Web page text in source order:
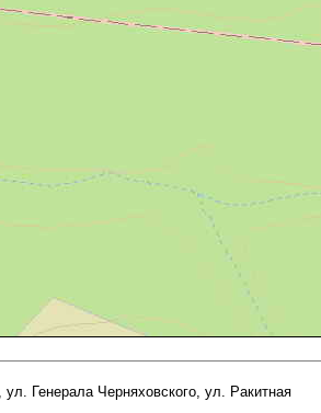
Генерала Черняховского, ул. Ракитная